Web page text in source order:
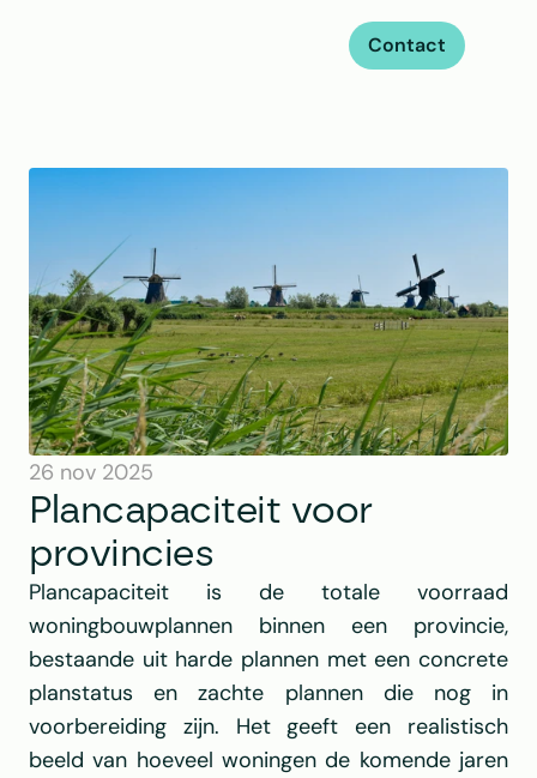
Contact
26 nov 2025
Plancapaciteit voor
provincies
Plancapaciteit is de totale voorraad
woningbouwplannen binnen een provincie,
bestaande uit harde plannen met een concrete
planstatus en zachte plannen die nog in
voorbereiding zijn. Het geeft een realistisch
beeld van hoeveel woningen de komende jaren